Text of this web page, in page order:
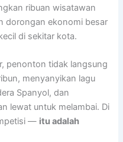
ribuan wisatawan
dorongan ekonomi besar
di sekitar kota.
penonton tidak langsung
menyanyikan lagu
Spanyol, dan
lewat untuk melambai. Di
— itu adalah